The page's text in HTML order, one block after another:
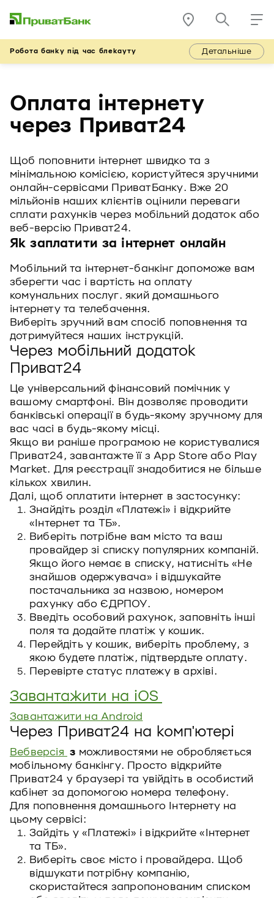
Робота банку під час блекауту Детальніше
Оплата інтернету
через Приват24
Щоб поповнити інтернет швидко та з
мінімальною комісією, користуйтеся зручними
онлайн-сервісами ПриватБанку. Вже 20
мільйонів наших клієнтів оцінили переваги
сплати рахунків через мобільний додаток або
веб-версію Приват24.
Як заплатити за інтернет онлайн
Мобільний та інтернет-банкінг допоможе вам
зберегти час і вартість на оплату
комунальних послуг. який домашнього
інтернету та телебачення.
Виберіть зручний вам спосіб поповнення та
дотримуйтеся наших інструкцій.
Через мобільний додаток
Приват24
Це універсальний фінансовий помічник у
вашому смартфоні. Він дозволяє проводити
банківські операції в будь-якому зручному для
вас часі в будь-якому місці.
Якщо ви раніше програмою не користувалися
Приват24, завантажте її з App Store або Play
Market. Для реєстрації знадобитися не більше
кількох хвилин.
Далі, щоб оплатити інтернет в застосунку:
Знайдіть розділ «Платежі» і відкрийте
«Інтернет та ТБ».
Виберіть потрібне вам місто та ваш
провайдер зі списку популярних компаній.
Якщо його немає в списку, натисніть «Не
знайшов одержувача» і відшукайте
постачальника за назвою, номером
рахунку або ЄДРПОУ.
Введіть особовий рахунок, заповніть інші
поля та додайте платіж у кошик.
Перейдіть у кошик, виберіть проблему, з
якою будете платіж, підтвердьте оплату.
Перевірте статус платежу в архіві.
Завантажити на iOS
Завантажити на Android
Через Приват24 на комп'ютері
Вебверсія з можливостями не обробляється
мобільному банкінгу. Просто відкрийте
Приват24 у браузері та увійдіть в особистий
кабінет за допомогою номера телефону.
Для поповнення домашнього Інтернету на
цьому сервісі:
Зайдіть у «Платежі» і відкрийте «Інтернет
та ТБ».
Виберіть своє місто і провайдера. Щоб
відшукати потрібну компанію,
скористайтеся запропонованим списком